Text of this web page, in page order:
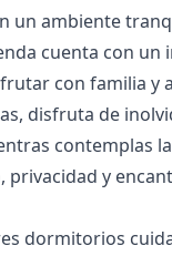
un ambiente
cuenta con
con familia y
disfruta de
contemplas
y
dormitorios